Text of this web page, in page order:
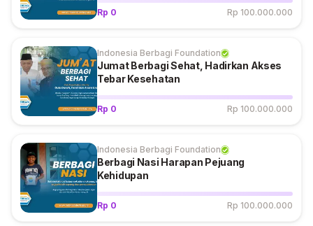
Rp 0 Rp 100.000.000
Indonesia Berbagi Foundation
Jumat Berbagi Sehat, Hadirkan Akses
Tebar Kesehatan
Rp 0 Rp 100.000.000
Indonesia Berbagi Foundation
Berbagi Nasi Harapan Pejuang
Kehidupan
Rp 0 Rp 100.000.000